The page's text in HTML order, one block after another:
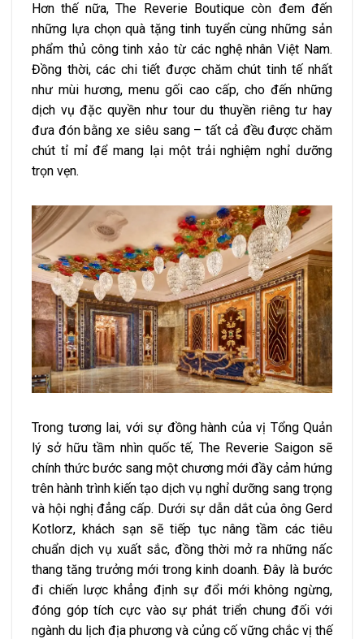
Hơn thế nữa, The Reverie Boutique còn đem đến
những lựa chọn quà tặng tinh tuyển cùng những sản
phẩm thủ công tinh xảo từ các nghệ nhân Việt Nam.
Đồng thời, các chi tiết được chăm chút tinh tế nhất
như mùi hương, menu gối cao cấp, cho đến những
dịch vụ đặc quyền như tour du thuyền riêng tư hay
đưa đón bằng xe siêu sang – tất cả đều được chăm
chút tỉ mỉ để mang lại một trải nghiệm nghỉ dưỡng
trọn vẹn.
Trong tương lai, với sự đồng hành của vị Tổng Quản
lý sở hữu tầm nhìn quốc tế, The Reverie Saigon sẽ
chính thức bước sang một chương mới đầy cảm hứng
trên hành trình kiến tạo dịch vụ nghỉ dưỡng sang trọng
và hội nghị đẳng cấp. Dưới sự dẫn dắt của ông Gerd
Kotlorz, khách sạn sẽ tiếp tục nâng tầm các tiêu
chuẩn dịch vụ xuất sắc, đồng thời mở ra những nấc
thang tăng trưởng mới trong kinh doanh. Đây là bước
đi chiến lược khẳng định sự đổi mới không ngừng,
đóng góp tích cực vào sự phát triển chung đối với
ngành du lịch địa phương và củng cố vững chắc vị thế